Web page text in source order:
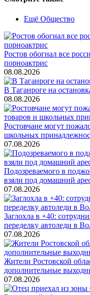
Ещё Общество
Ростов обогнал все
порноактрис
08.08.2026
В Таганроге на
08.08.2026
Ростовчане могут
школьных
07.08.2026
Подозреваемого в
взяли под домашний
07.08.2026
Заглохла в +40:
переделку автоледи в
07.08.2026
Жители Ростовской
дополнительные
07.08.2026